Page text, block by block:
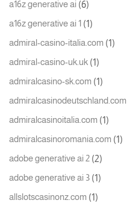
a16z generative ai (6)
a16z generative ai 1 (1)
admiral-casino-italia.com (1)
admiral-casino-uk.uk (1)
admiralcasino-sk.com (1)
admiralcasinodeutschland.com
admiralcasinoitalia.com (1)
admiralcasinoromania.com (1)
adobe generative ai 2 (2)
adobe generative ai 3 (1)
allslotscasinonz.com (1)